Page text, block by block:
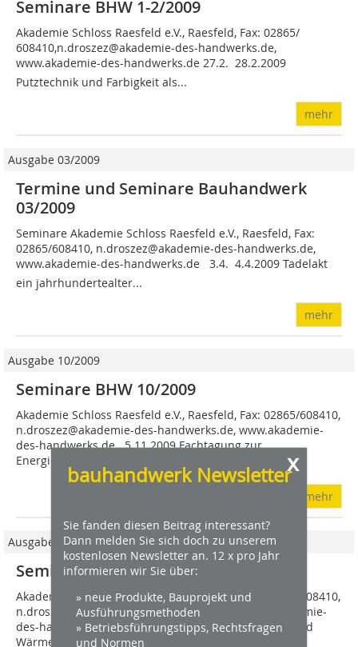
x
bauhandwerk Newsletter
Sie fanden diesen Beitrag interessant?
Dann melden Sie sich doch zu unserem
kostenlosen Newsletter an. 12 x pro Jahr
informieren wir Sie über:
» neue Produkte, Bauprojekt und
Ausführungsmethoden
» Betriebsführungstipps, Rechtsfragen
und Normen
Seminare BHW 1-2/2009
Akademie Schloss Raesfeld e.V., Raesfeld, Fax: 02865/
608410,n.droszez@akademie-des-handwerks.de,
www.akademie-des-handwerks.de 27.2.  28.2.2009
Putztechnik und Farbigkeit als...
mehr
Ausgabe 03/2009
Termine und Seminare Bauhandwerk
03/2009
Seminare Akademie Schloss Raesfeld e.V., Raesfeld, Fax:
02865/608410, n.droszez@akademie-des-handwerks.de,
www.akademie-des-handwerks.de 3.4.  4.4.2009 Tadelakt 
ein jahrhundertealter...
mehr
Ausgabe 10/2009
Seminare BHW 10/2009
Akademie Schloss Raesfeld e.V., Raesfeld, Fax: 02865/608410,
n.droszez@akademie-des-handwerks.de, www.akademie-
des-handwerks.de 5.11.2009 Fachtagung zur
Energieeinspar- verordnung 2009 6.11. ...
mehr
Ausgabe 04/2009
Seminare BHW 04/2009
Akademie Schloss Raesfeld e.V., Raes­feld, Fax: 02865/608410,
n.droszez @akademie-des-handwerks.de, www.akademie-
des-handwerks.de 6.5.2009 Luftdichtheit, Lüftung und
Wärme­brückenreduzierung...